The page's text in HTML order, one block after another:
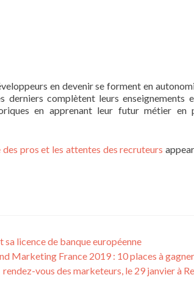
en devenir se forment en
complètent leurs enseignements
en apprenant leur futur métier en
pros et les attentes des recruteurs
licence de banque européenne
Marketing France 2019 : 10 places à
rendez-vous des marketeurs, le 29 janvier à